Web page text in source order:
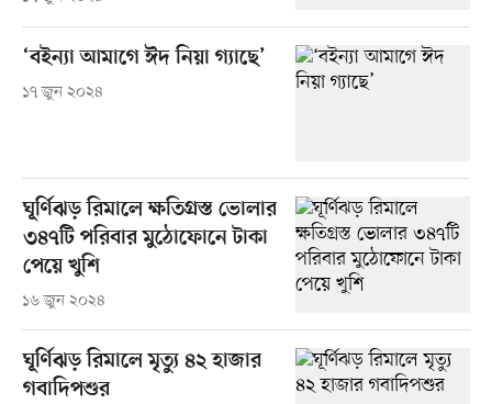
‘বইন্যা আমাগে ঈদ নিয়া গ্যাছে’
১৭ জুন ২০২৪
ঘূর্ণিঝড় রিমালে ক্ষতিগ্রস্ত ভোলার
৩৪৭টি পরিবার মুঠোফোনে টাকা
পেয়ে খুশি
১৬ জুন ২০২৪
ঘূর্ণিঝড় রিমালে মৃত্যু ৪২ হাজার
গবাদিপশুর